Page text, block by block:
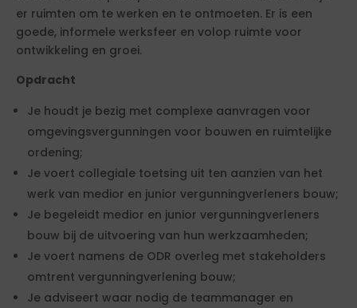
er ruimten om te werken en te ontmoeten. Er is een
goede, informele werksfeer en volop ruimte voor
ontwikkeling en groei.
Opdracht
Je houdt je bezig met complexe aanvragen voor
omgevingsvergunningen voor bouwen en ruimtelijke
ordening;
Je voert collegiale toetsing uit ten aanzien van het
werk van medior en junior vergunningverleners bouw;
Je begeleidt medior en junior vergunningverleners
bouw bij de uitvoering van hun werkzaamheden;
Je voert namens de ODR overleg met stakeholders
omtrent vergunningverlening bouw;
Je adviseert waar nodig de teammanager en